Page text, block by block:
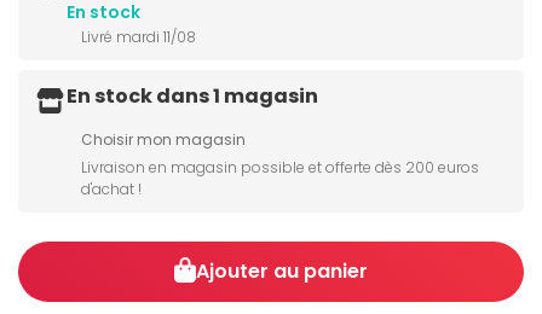
En stock
Livré mardi 11/08
En stock dans 1 magasin
Choisir mon magasin
Livraison en magasin possible et offerte dès 200 euros
d'achat !
Ajouter au panier